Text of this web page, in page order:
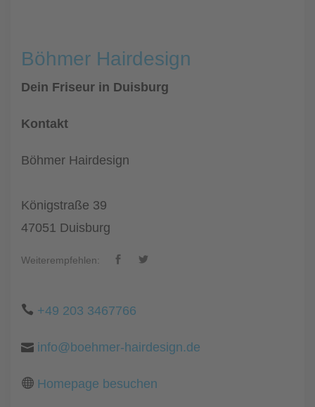
Böhmer Hairdesign
Dein Friseur in Duisburg
Kontakt
Böhmer Hairdesign
Königstraße 39
47051 Duisburg
Weiterempfehlen:
+49 203 3467766
info@boehmer-hairdesign.de
Homepage besuchen